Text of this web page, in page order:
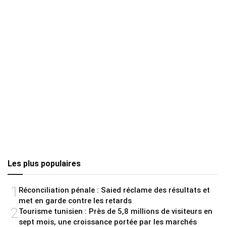
Les plus populaires
1 Réconciliation pénale : Saied réclame des résultats et
met en garde contre les retards
2 Tourisme tunisien : Près de 5,8 millions de visiteurs en
sept mois, une croissance portée par les marchés